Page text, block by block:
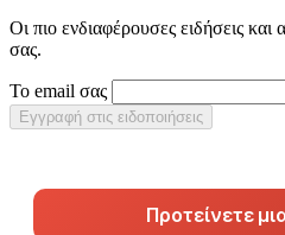
Οι πιο ενδιαφέρουσες ειδήσεις
σας.
Το email σας
Εγγραφή στις ειδοποιήσεις
Προτείνετε